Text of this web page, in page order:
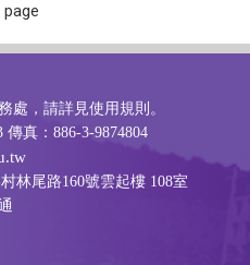
處，請詳見使用規則 。
傳真：886-3-9874804
林尾路160號雲起樓 108室